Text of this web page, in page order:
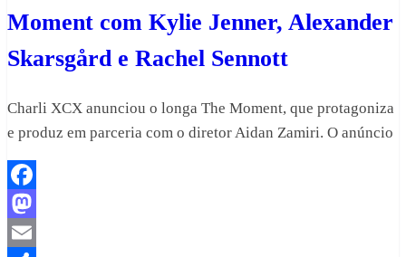
Moment com Kylie Jenner, Alexander
Skarsgård e Rachel Sennott
Charli XCX anunciou o longa The Moment, que protagoniza
e produz em parceria com o diretor Aidan Zamiri. O anúncio
Facebook
Mastodon